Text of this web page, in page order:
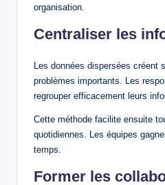
organisation.
Centraliser les
Les données dispersées créent
problèmes importants. Les
regrouper efficacement leurs
Cette méthode facilite ensuite
quotidiennes. Les équipes
temps.
Former les